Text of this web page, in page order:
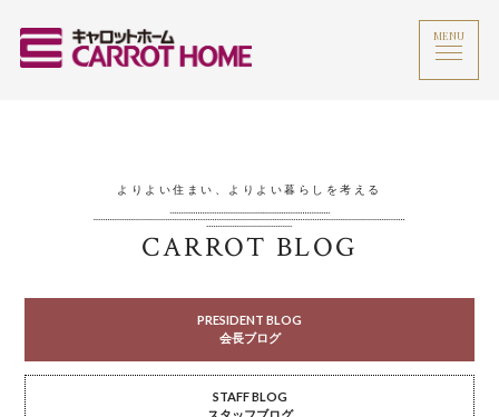
MENU
よりよい住まい、よりよい暮らしを考える
CARROT BLOG
PRESIDENT BLOG
会長ブログ
STAFF BLOG